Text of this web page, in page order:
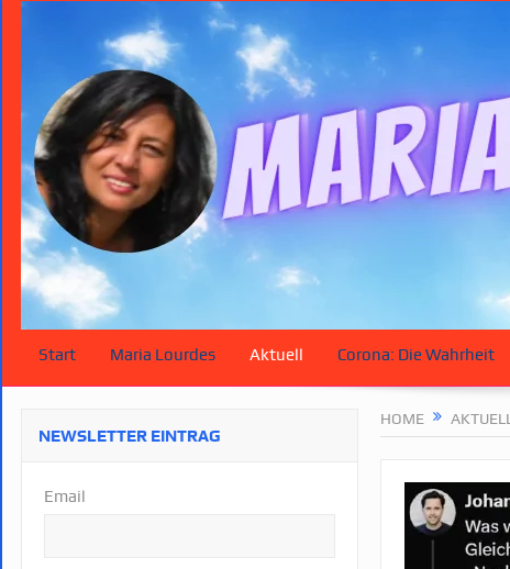
Start Maria Lourdes Aktuell Corona: Die Wahrheit
HOME AKTUELL
NEWSLETTER EINTRAG
Email